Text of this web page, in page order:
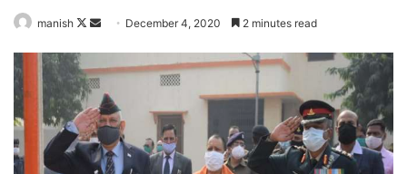
manish
Follow
X
Send
email
December 4, 2020 2 minutes read